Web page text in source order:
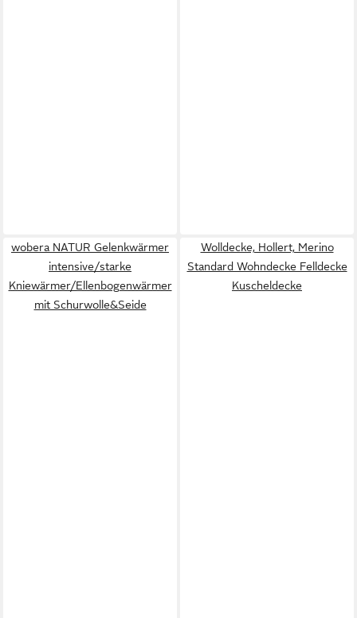
wobera NATUR Gelenkwärmer
intensive/starke
Kniewärmer/Ellenbogenwärmer
mit Schurwolle&Seide
Wolldecke, Hollert, Merino
Standard Wohndecke Felldecke
Kuscheldecke